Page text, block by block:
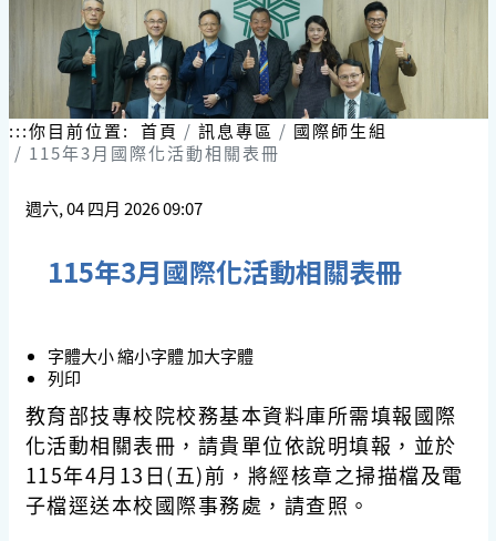
:::你目前位置: 首頁 訊息專區
國際師生組
115年3月國際化活動相關表冊
週六, 04 四月 2026 09:07
115年3月國際化活動相關表冊
字體大小縮小字體加大字體
列印
教育部技專校院校務基本資料庫所需填報國際
化活動相關表冊，請貴單位依說明填報，並於
115年4月13日(五)前，將經核章之掃描檔及電
子檔逕送本校國際事務處，請查照。